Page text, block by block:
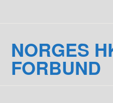
NORGES
FORBUND